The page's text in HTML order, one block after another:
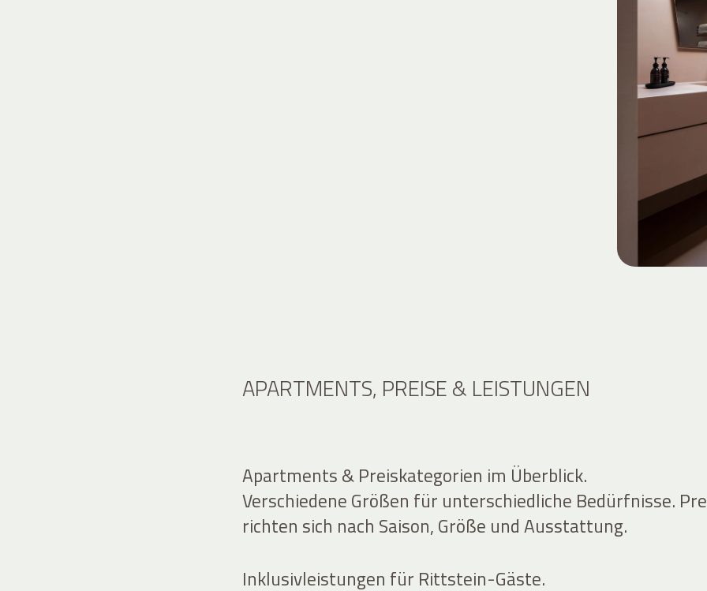
APARTMENTS, PREISE & LEISTUNGEN
Apartments & Preiskategorien im Überblick.
Verschiedene Größen für unterschiedliche Bedürfnisse.
richten sich nach Saison, Größe und Ausstattung.
Inklusivleistungen für Rittstein-Gäste.